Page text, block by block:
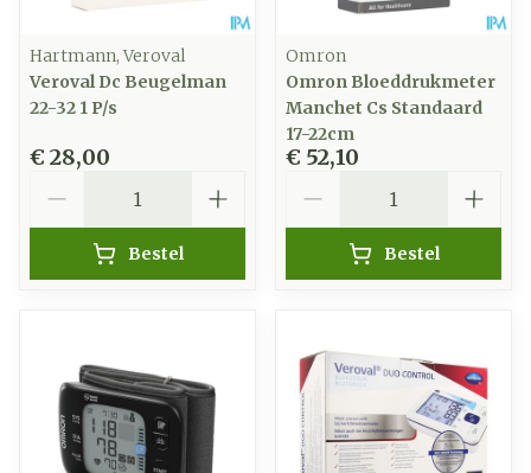
Hartmann, Veroval
Veroval Dc Beugelman
22-32 1 P/s
€ 28,00
Bestel
Omron
Omron Bloeddrukmeter
Manchet Cs Standaard
17-22cm
€ 52,10
Bestel